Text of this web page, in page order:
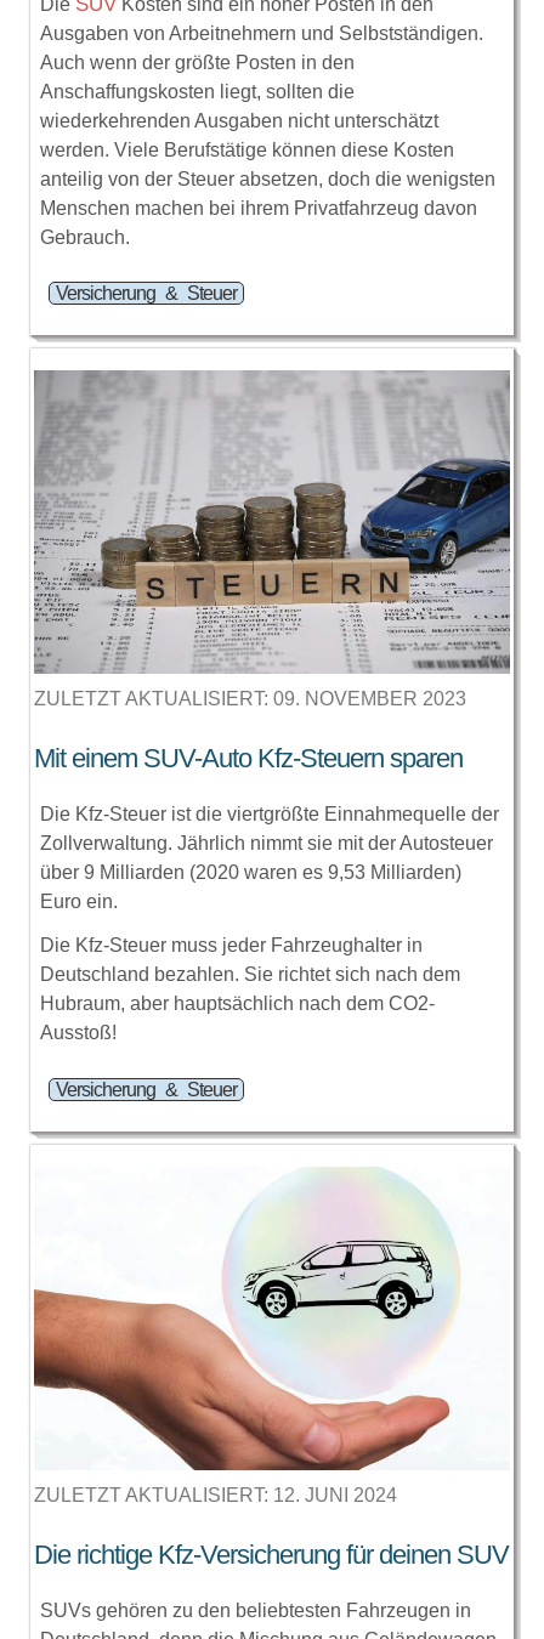
Ausgaben von Arbeitnehmern und Selbstständigen.
Auch wenn der größte Posten in den
Anschaffungskosten liegt, sollten die
wiederkehrenden Ausgaben nicht unterschätzt
werden. Viele Berufstätige können diese Kosten
anteilig von der Steuer absetzen, doch die wenigsten
Menschen machen bei ihrem Privatfahrzeug davon
Gebrauch.
Versicherung & Steuer
ZULETZT AKTUALISIERT: 09. NOVEMBER 2023
Mit einem SUV-Auto Kfz-Steuern sparen
Die Kfz-Steuer ist die viertgrößte Einnahmequelle der
Zollverwaltung. Jährlich nimmt sie mit der Autosteuer
über 9 Milliarden (2020 waren es 9,53 Milliarden)
Euro ein.
Die Kfz-Steuer muss jeder Fahrzeughalter in
Deutschland bezahlen. Sie richtet sich nach dem
Hubraum, aber hauptsächlich nach dem CO2-
Ausstoß!
Versicherung & Steuer
ZULETZT AKTUALISIERT: 12. JUNI 2024
Die richtige Kfz-Versicherung für deinen SUV
SUVs gehören zu den beliebtesten Fahrzeugen in